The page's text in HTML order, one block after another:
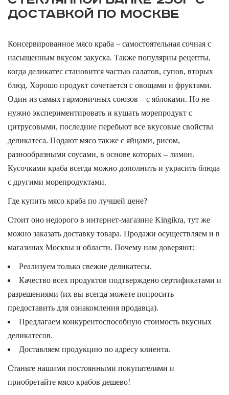
ДОСТАВКОЙ ПО МОСКВЕ
Консервированное мясо краба – самостоятельная сочная с
насыщенным вкусом закуска. Также популярны рецепты,
когда деликатес становится частью салатов, супов, вторых
блюд. Хорошо продукт сочетается с овощами и фруктами.
Один из самых гармоничных союзов – с яблоками. Но не
нужно экспериментировать и кушать морепродукт с
цитрусовыми, последние перебьют все вкусовые свойства
деликатеса. Подают мясо также с яйцами, рисом,
разнообразными соусами, в основе которых – лимон.
Кусочками краба всегда можно дополнить и украсить блюда
с другими морепродуктами.
Где купить мясо краба по лучшей цене?
Стоит оно недорого в интернет-магазине Kingikra, тут же
можно заказать доставку товара. Продажи осуществляем и в
магазинах Москвы и области. Почему нам доверяют:
Реализуем только свежие деликатесы.
Качество всех продуктов подтверждено сертификатами и
разрешениями (их вы всегда можете попросить
предоставить для ознакомления продавца).
Предлагаем конкурентоспособную стоимость вкусных
деликатесов.
Доставляем продукцию по адресу клиента.
Станьте нашими постоянными покупателями и
приобретайте мясо крабов дешево!